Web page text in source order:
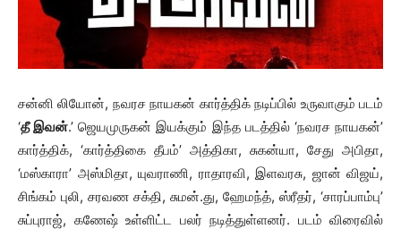
சன்னி லியோன், நவரச நாயகன் கார்த்திக் நடிப்பில் உருவாகும் படம்
‘தீ இவன்.’ ஜெயமுருகன் இயக்கும் இந்த படத்தில் ‘நவரச நாயகன்’
கார்த்திக், ‘கார்த்திகை தீபம்’ அத்திகா, சுகன்யா, சேது அபிதா,
‘மஸ்காரா’ அஸ்மிதா, யுவராணி, ராதாரவி, இளவரசு, ஜான் விஜய்,
சிங்கம் புலி, சரவண சக்தி, சுமன்.து, ஹேமந்த், ஸ்ரீதர், ‘சாரப்பாம்பு’
சுப்புராஜ், கணேஷ் உள்ளிட்ட பலர் நடித்துள்ளனர். படம் விரைவில்